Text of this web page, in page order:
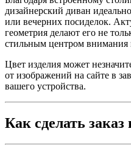
дизайнерский диван
или вечерних посиделок.
геометрия делают его не
стильным центром внимания
Цвет изделия может
от изображений на сайте в
вашего устройства.
Как сделать